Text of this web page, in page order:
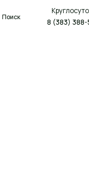
(383) 388-58-92